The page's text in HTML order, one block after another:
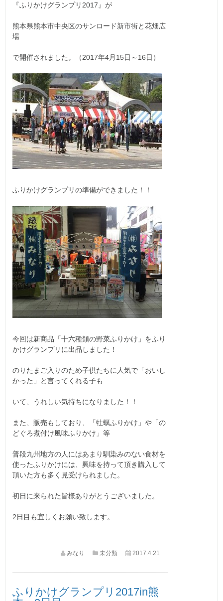
『ふりかけグランプリ2017』が
熊本県熊本市中央区のサンロード新市街と花畑広
場
で開催されました。（2017年4月15日～16日）
ふりかけグランプリの準備ができました！！
今回は新商品「十六種類の野菜ふりかけ」をふり
かけグランプリに出品しました！
のりたまご入りのため子供たちに人気で「おいし
かった」と言ってくれる子も
いて、うれしい気持ちになりました！！
また、販売もしており、「牡蠣ふりかけ」や「の
どぐろ煮付け風味ふりかけ」等
普段九州地方の人にはあまり馴染みのない食材を
使ったふりかけには、興味を持って頂き購入して
頂いた方も多く見受けられました。
初日に来られた皆様ありがとうございました。
2日目も宜しくお願い致します。
みなり 未分類 2017.4.21
ふりかけグランプリ2017in熊